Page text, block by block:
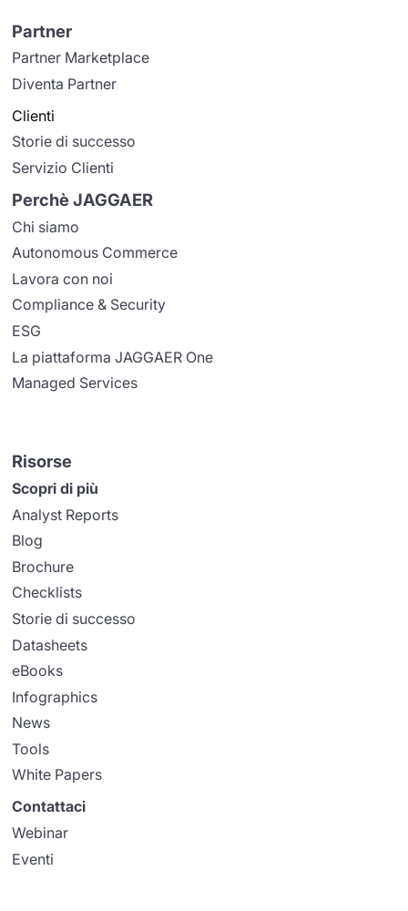
Partner
Partner Marketplace
Diventa Partner
Clienti
Storie di successo
Servizio Clienti
Perchè JAGGAER
Chi siamo
Autonomous Commerce
Lavora con noi
Compliance & Security
ESG
La piattaforma JAGGAER One
Managed Services
Risorse
Scopri di più
Analyst Reports
Blog
Brochure
Checklists
Storie di successo
Datasheets
eBooks
Infographics
News
Tools
White Papers
Contattaci
Webinar
Eventi